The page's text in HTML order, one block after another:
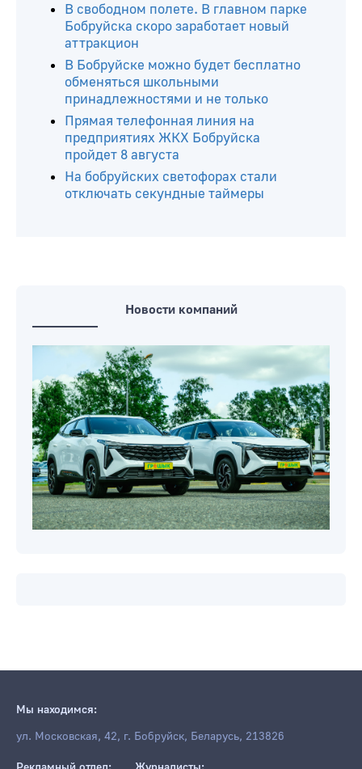
В свободном полете. В главном парке
Бобруйска скоро заработает новый
аттракцион
В Бобруйске можно будет бесплатно
обменяться школьными
принадлежностями и не только
Прямая телефонная линия на
предприятиях ЖКХ Бобруйска
пройдет 8 августа
На бобруйских светофорах стали
отключать секундные таймеры
Новости компаний
Мы находимся:
ул. Московская, 42, г. Бобруйск, Беларусь, 213826